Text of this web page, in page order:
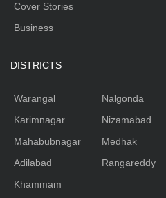
Cover Stories
Business
DISTRICTS
Warangal
Karimnagar
Mahabubnagar
Adilabad
Khammam
Nalgonda
Nizamabad
Medhak
Rangareddy